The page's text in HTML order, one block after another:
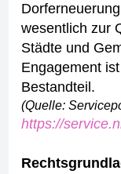
wesentlich zur
Städte und
Engagement
Bestandteil.
(Quelle:
https://